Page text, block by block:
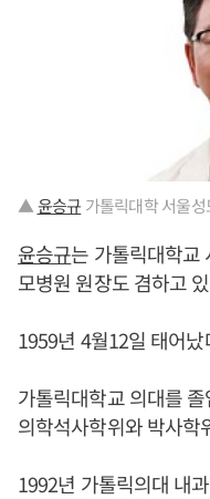
▲윤승규 가톨릭대학 서울
윤승규는 가톨릭대학교
모병원 원장도 겸하고
1959년 4월12일 태어났
가톨릭대학교 의대를
의학석사학위와 박사학
1992년 가톨릭의대 내